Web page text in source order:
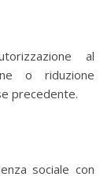
al
o riduzione
precedente.
sociale con